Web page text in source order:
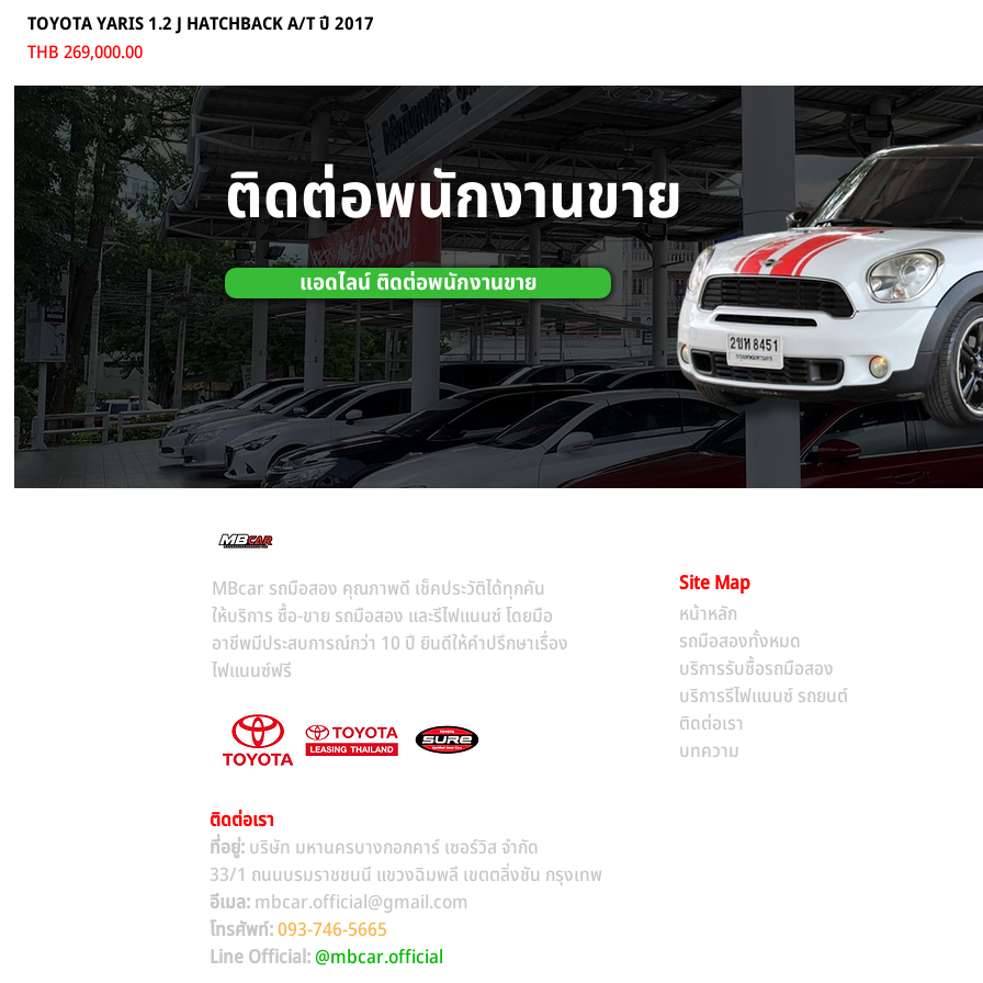
TOYOTA YARIS 1.2 J HATCHBACK A/T ปี 2017
Price
THB 269,000.00
ติดต่อพนักงานขาย
แอดไลน์ ติดต่อพนักงานขาย
MBcar รถมือสอง คุณภาพดี เช็คประวัติได้ทุกคัน
ให้บริการ ซื้อ-ขาย รถมือสอง และรีไฟแนนซ์ โดยมือ
อาชีพมีประสบการณ์กว่า 10 ปี ยินดีให้คำปรึกษาเรื่อง
ไฟแนนซ์ฟรี
Site Map
หน้าหลัก​
รถมือสองทั้งหมด
บริการรับซื้อรถมือสอง
บริการรีไฟแนนซ์ รถยนต์
ติดต่อเรา
บทความ
ติดต่อเรา
ที่อยู่:บริษัท มหานครบางกอกคาร์ เซอร์วิส จำกัด
33/1 ถนนบรมราชชนนี แขวงฉิมพลี เขตตลิ่งชัน กรุงเทพ
อีเมล:mbcar.official@gmail.com
โทรศัพท์:093-746-5665
Line Official:@mbcar.official